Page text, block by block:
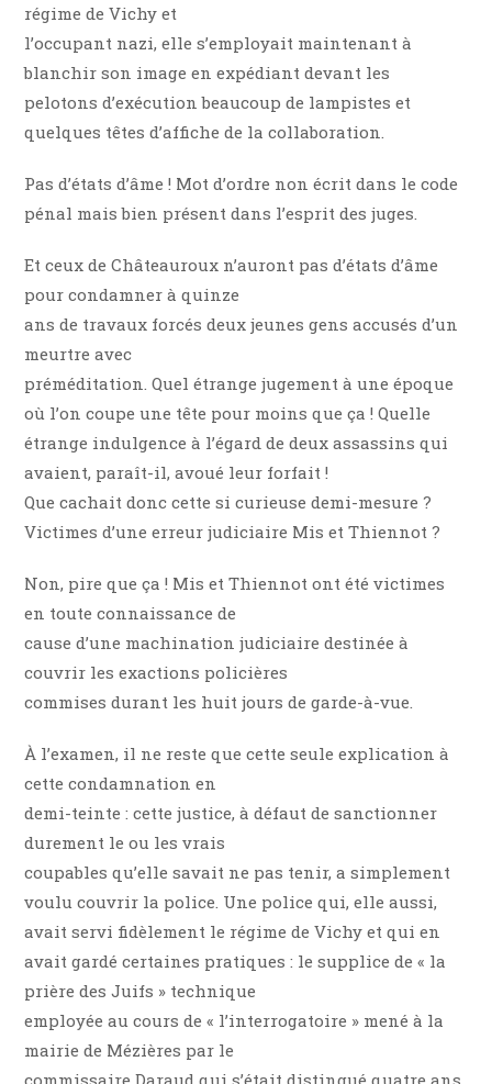
régime de Vichy et
l’occupant nazi, elle s’employait maintenant à
blanchir son image en expédiant devant les
pelotons d’exécution beaucoup de lampistes et
quelques têtes d’affiche de la collaboration.
Pas d’états d’âme ! Mot d’ordre non écrit dans le code
pénal mais bien présent dans l’esprit des juges.
Et ceux de Châteauroux n’auront pas d’états d’âme
pour condamner à quinze
ans de travaux forcés deux jeunes gens accusés d’un
meurtre avec
préméditation. Quel étrange jugement à une époque
où l’on coupe une tête pour moins que ça ! Quelle
étrange indulgence à l’égard de deux assassins qui
avaient, paraît-il, avoué leur forfait !
Que cachait donc cette si curieuse demi-mesure ?
Victimes d’une erreur judiciaire Mis et Thiennot ?
Non, pire que ça ! Mis et Thiennot ont été victimes
en toute connaissance de
cause d’une machination judiciaire destinée à
couvrir les exactions policières
commises durant les huit jours de garde-à-vue.
À l’examen, il ne reste que cette seule explication à
cette condamnation en
demi-teinte : cette justice, à défaut de sanctionner
durement le ou les vrais
coupables qu’elle savait ne pas tenir, a simplement
voulu couvrir la police. Une police qui, elle aussi,
avait servi fidèlement le régime de Vichy et qui en
avait gardé certaines pratiques : le supplice de « la
prière des Juifs » technique
employée au cours de « l’interrogatoire » mené à la
mairie de Mézières par le
commissaire Daraud qui s’était distingué quatre ans